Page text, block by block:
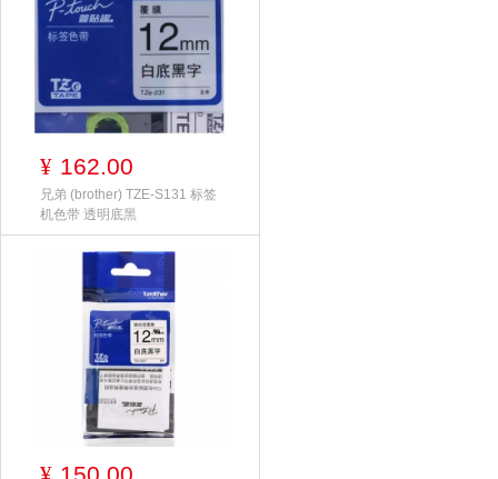
¥ 162.00
兄弟 (brother) TZE-S131 标签
机色带 透明底黑